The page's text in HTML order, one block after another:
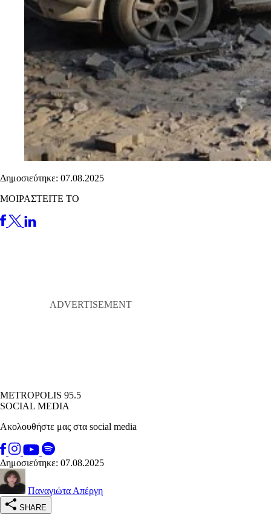
Δημοσιεύτηκε: 07.08.2025
ΜΟΙΡΑΣΤΕΙΤΕ ΤΟ
METROPOLIS 95.5
SOCIAL MEDIA
Ακολουθήστε μας στα social media
Δημοσιεύτηκε: 07.08.2025
Παναγιώτα Απέργη
SHARE